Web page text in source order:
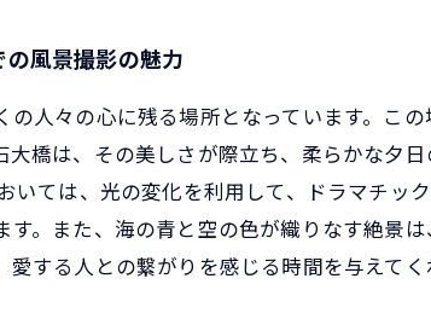
風景撮影の魅力
の人々の心に残る場所となっています。こ
大橋は、その美しさが際立ち、柔らかな夕
いては、光の変化を利用して、ドラマチ
す。また、海の青と空の色が織りなす絶景
愛する人との繋がりを感じる時間を与えて